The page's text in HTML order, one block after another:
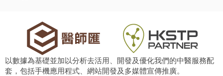
以數據為基礎並加以分析去活用、開發及優化我們的中醫服務配
套，包括手機應用程式、網站開發及多媒體宣傳推廣。